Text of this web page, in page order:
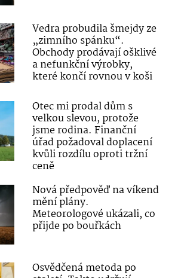
Vedra probudila šmejdy ze
„zimního spánku“.
Obchody prodávají ošklivé
a nefunkční výrobky,
které končí rovnou v koši
Otec mi prodal dům s
velkou slevou, protože
jsme rodina. Finanční
úřad požadoval doplacení
kvůli rozdílu oproti tržní
ceně
Nová předpověď na víkend
mění plány.
Meteorologové ukázali, co
přijde po bouřkách
Osvědčená metoda po